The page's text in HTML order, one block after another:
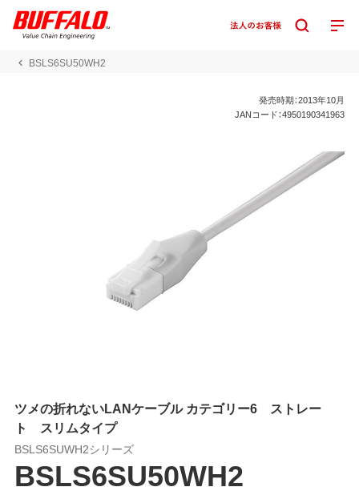
BSLS6SU50WH2
発売時期：2013年10月
JANコード：4950190341963
ツメの折れないLANケーブル カテゴリー6 ストレー
ト スリムタイプ
BSLS6SUWH2シリーズ
BSLS6SU50WH2